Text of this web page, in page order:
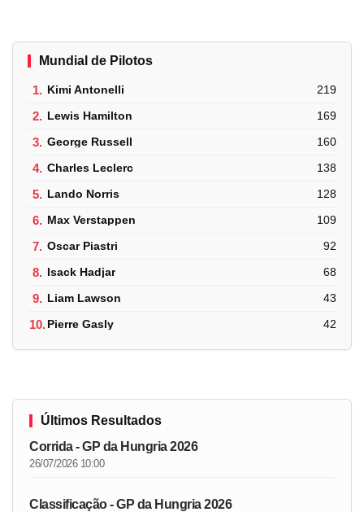
Mundial de Pilotos
1. Kimi Antonelli 219
2. Lewis Hamilton 169
3. George Russell 160
4. Charles Leclerc 138
5. Lando Norris 128
6. Max Verstappen 109
7. Oscar Piastri 92
8. Isack Hadjar 68
9. Liam Lawson 43
10.Pierre Gasly 42
Últimos Resultados
Corrida - GP da Hungria 2026
26/07/2026 10:00
Classificação - GP da Hungria 2026